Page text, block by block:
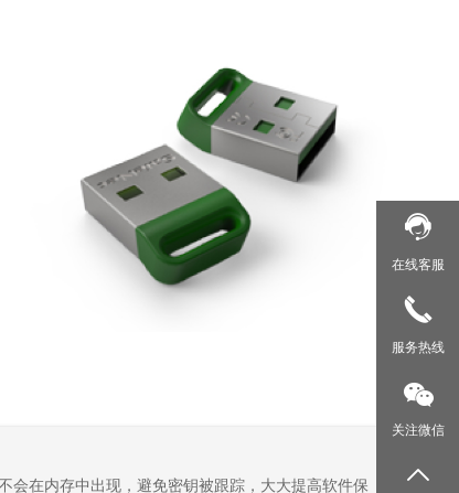
在线客服
服务热线
关注微信
会在内存中出现，避免密钥被跟踪，大大提高软件保